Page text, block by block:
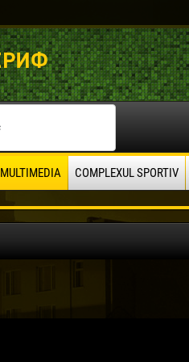
MULTIMEDIA COMPLEXUL SPORTIV